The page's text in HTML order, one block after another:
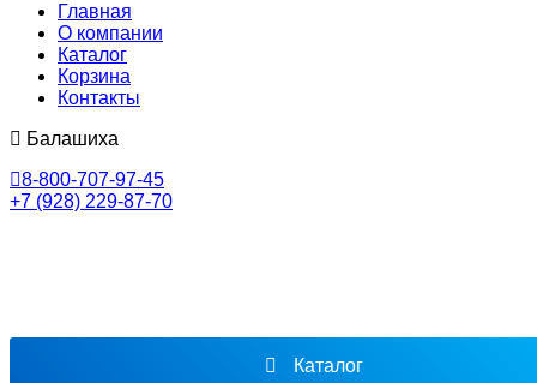
Главная
О компании
Каталог
Корзина
Контакты
Балашиха
8-800-707-97-45
+7 (928) 229-87-70
Каталог